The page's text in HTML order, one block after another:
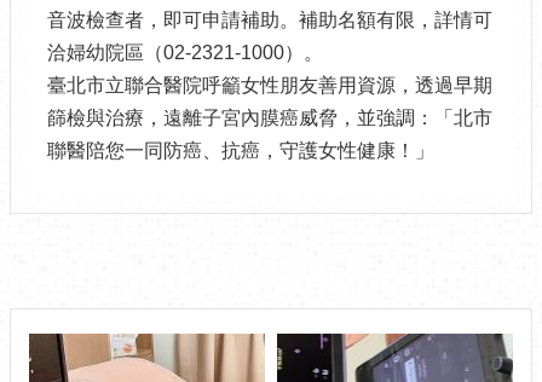
音波檢查者，即可申請補助。補助名額有限，詳情可
洽婦幼院區（02-2321-1000）。
臺北市立聯合醫院呼籲女性朋友善用資源，透過早期
篩檢與治療，遠離子宮內膜癌威脅，並強調：「北市
聯醫陪您一同防癌、抗癌，守護女性健康！」